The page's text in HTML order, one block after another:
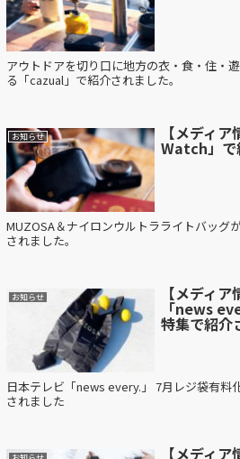
アウトドアを切り口に地方の衣・食・住・
る「cazual」で紹介されました。
お知らせ 【メディ
Watch」で
MUZOSA＆ナイロンウルトラライトバッグ
されました。
お知らせ 【メディ
「news
特集で紹介
日本テレビ「news every.」 7月レジ袋有料
されました
【メディ